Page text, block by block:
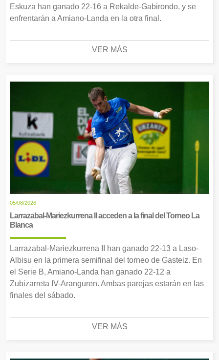
Eskuza han ganado 22-16 a Rekalde-Gabirondo, y se
enfrentarán a Amiano-Landa en la otra final.
VER MÁS
05/08/2026
Larrazabal-Mariezkurrena II acceden a la final del Torneo La
Blanca
Larrazabal-Mariezkurrena II han ganado 22-13 a Laso-
Albisu en la primera semifinal del torneo de Gasteiz. En
el Serie B, Amiano-Landa han ganado 22-12 a
Zubizarreta IV-Aranguren. Ambas parejas estarán en las
finales del sábado.
VER MÁS